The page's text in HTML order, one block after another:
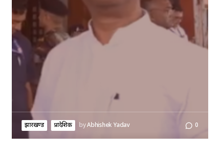
झारखण्ड प्रादेशिक byAbhishek Yadav 0